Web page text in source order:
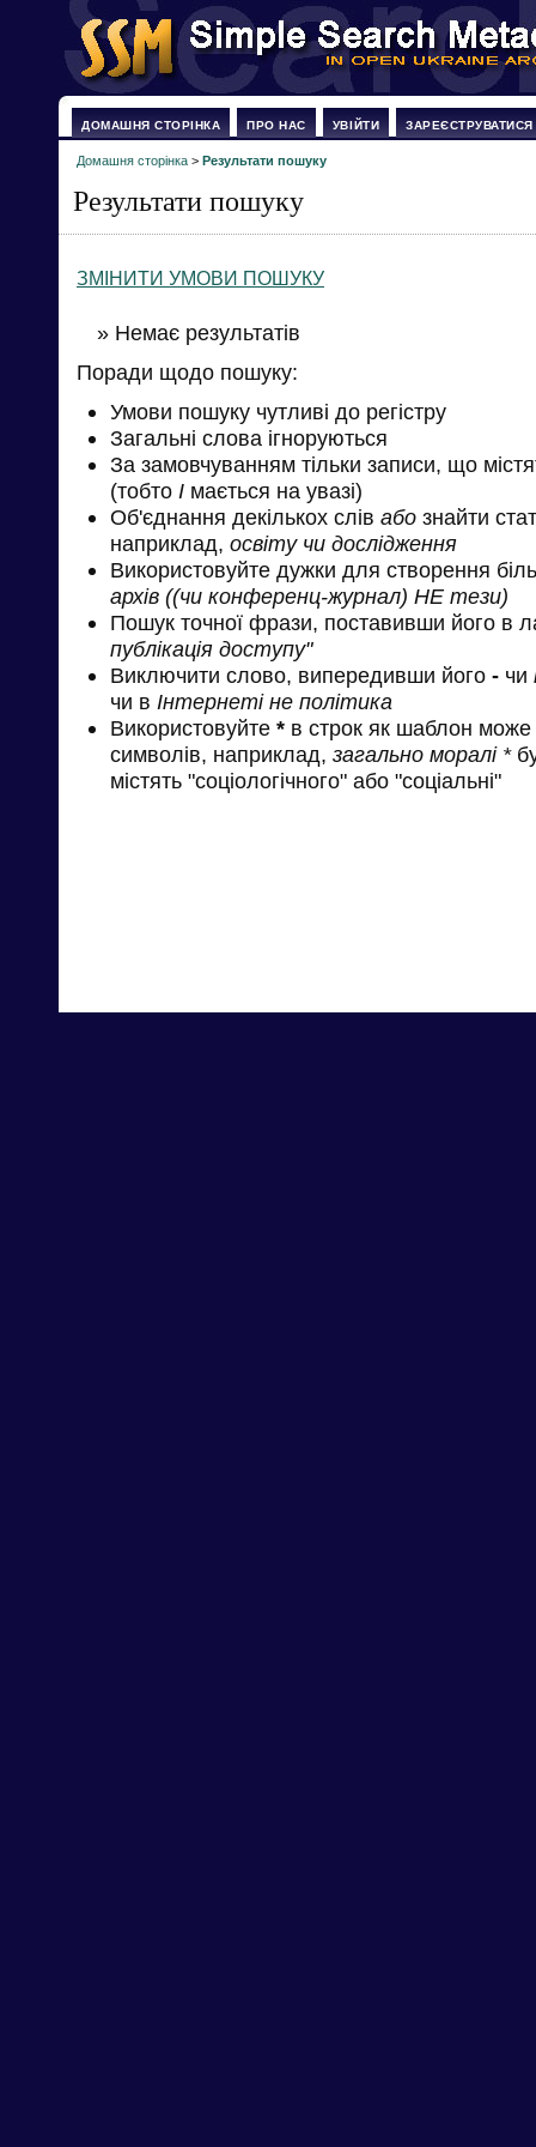
ДОМАШНЯ СТОРІНКА ПРО НАС УВІЙТИ ЗАРЕЄСТРУВАТИСЯ
Домашня сторінка > Результати пошуку
Результати пошуку
ЗМІНИТИ УМОВИ ПОШУКУ
» Немає результатів
Поради щодо пошуку:
Умови пошуку чутливі до регістру
Загальні слова ігноруються
За замовчуванням тільки записи, що
(тобто І мається на увазі)
Об'єднання декількох слів або знайти
наприклад, освіту чи дослідження
Використовуйте дужки для створення
архів ((чи конференц-журнал) НЕ тези)
Пошук точної фрази, поставивши його в
публікація доступу"
Виключити слово, випередивши його - чи
чи в Інтернеті не політика
Використовуйте * в строк як шаблон може
символів, наприклад, загально моралі *
містять "соціологічного" або "соціальні"